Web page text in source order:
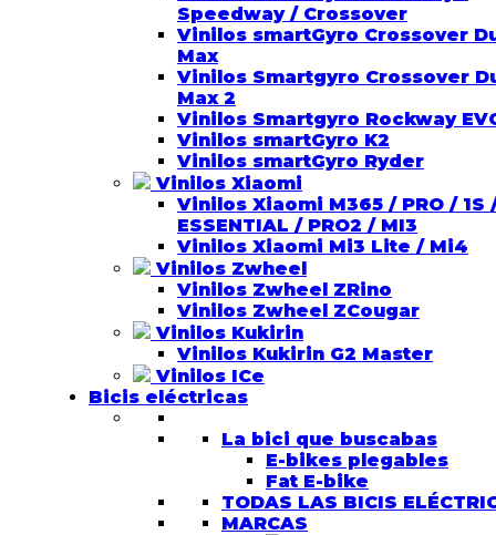
Speedway / Crossover
Vinilos smartGyro Crossover
Max
Vinilos Smartgyro Crossover
Max 2
Vinilos Smartgyro Rockway
Vinilos smartGyro K2
Vinilos smartGyro Ryder
Vinilos Xiaomi
Vinilos Xiaomi M365 / PRO / 1S
ESSENTIAL / PRO2 / MI3
Vinilos Xiaomi Mi3 Lite / Mi4
Vinilos Zwheel
Vinilos Zwheel ZRino
Vinilos Zwheel ZCougar
Vinilos Kukirin
Vinilos Kukirin G2 Master
Vinilos ICe
Bicis eléctricas
La bici que buscabas
E-bikes plegables
Fat E-bike
TODAS LAS BICIS
MARCAS